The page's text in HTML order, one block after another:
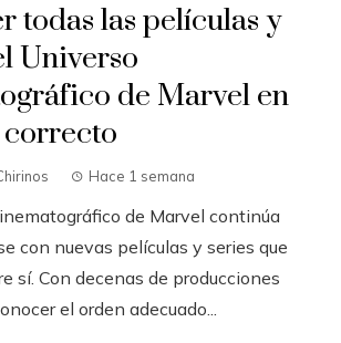
todas las películas y
Universo
de Marvel en
Hace 1 semana
de Marvel continúa
con nuevas películas y series que
sí. Con decenas de producciones
el orden adecuado...